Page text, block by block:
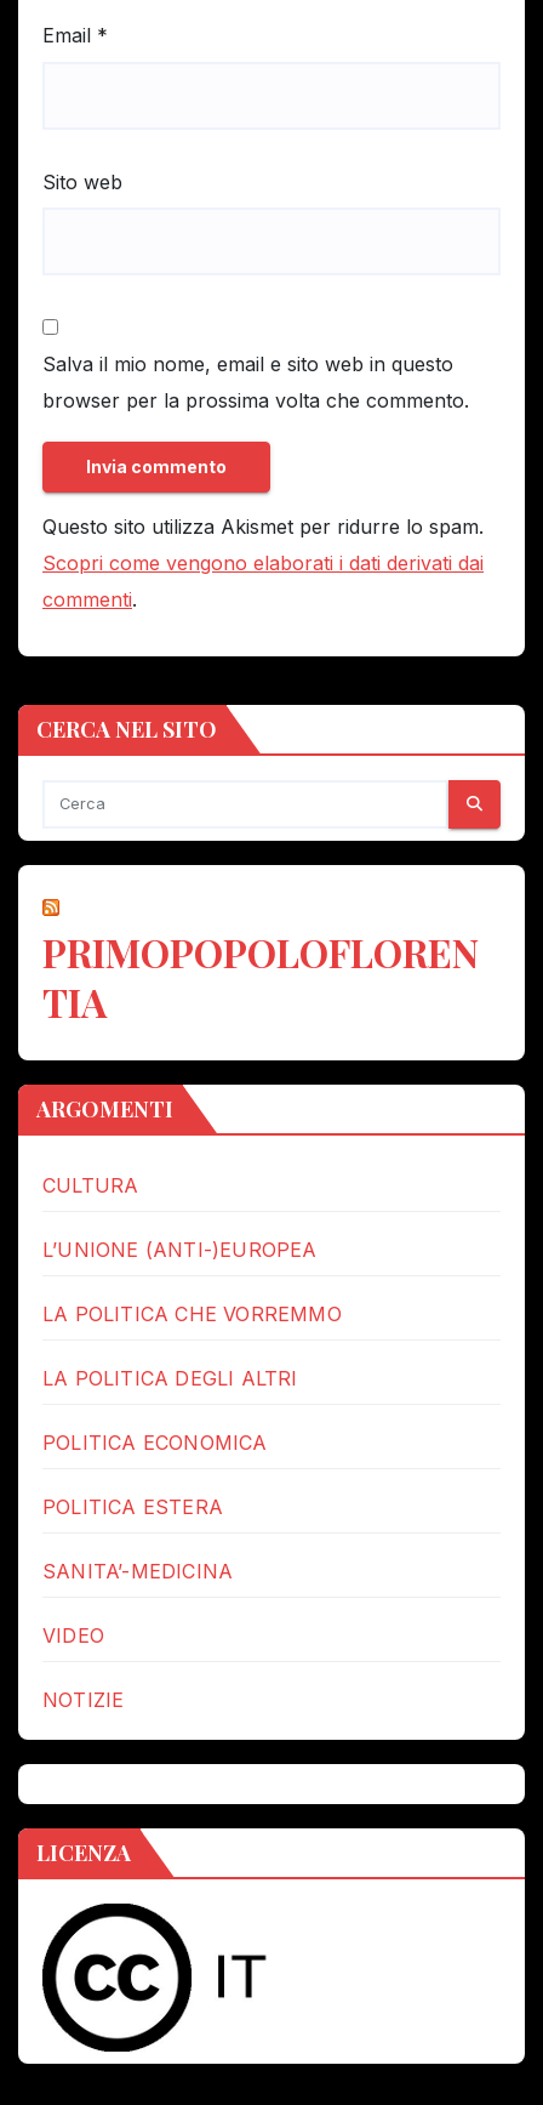
Email *
Sito web
Salva il mio nome, email e sito web in questo
browser per la prossima volta che commento.
Questo sito utilizza Akismet per ridurre lo spam.
Scopri come vengono elaborati i dati derivati dai
commenti.
CERCA NEL SITO
PRIMOPOPOLOFLOREN
TIA
ARGOMENTI
CULTURA
L’UNIONE (ANTI-)EUROPEA
LA POLITICA CHE VORREMMO
LA POLITICA DEGLI ALTRI
POLITICA ECONOMICA
POLITICA ESTERA
SANITA’-MEDICINA
VIDEO
NOTIZIE
LICENZA